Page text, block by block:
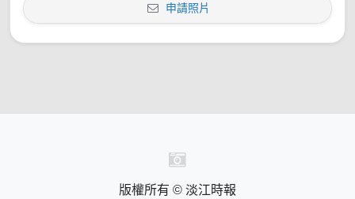
申請照片
版權所有 © 淡江時報